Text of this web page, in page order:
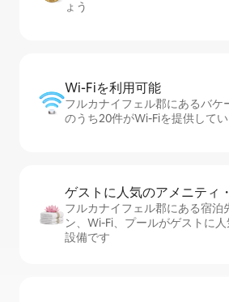
ょう
Wi-Fiを利⁠用⁠可⁠能
フルカナイフェル郡にあるバケ
のうち20件がWi-Fiを提供して
ゲストに人⁠気⁠のア⁠メ⁠ニ⁠テ⁠ィ
フルカナイフェル郡にある宿泊
ン、Wi-Fi、プールがゲストに人
設備です